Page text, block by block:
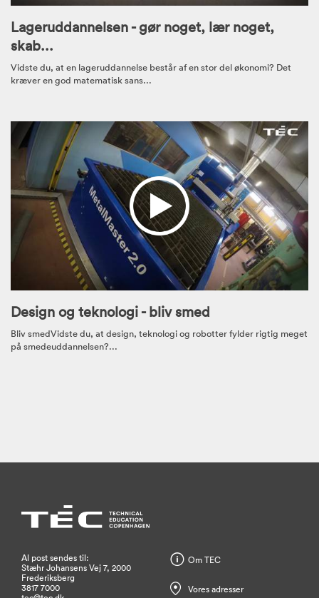
Lageruddannelsen - gør noget, lær noget,
skab...
Vidste du, at en lageruddannelse består af en stor del økonomi? Det
kræver en god matematisk sans...
Design og teknologi - bliv smed
Bliv smedVidste du, at design, teknologi og robotter fylder rigtig meget
på smedeuddannelsen?...
Al post sendes til:
Stæhr Johansens Vej 7, 2000
Frederiksberg
3817 7000
Om TEC
Vores adresser